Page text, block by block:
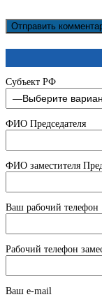
Субъект РФ
ФИО Председателя
ФИО заместителя
Ваш рабочий телефон
Рабочий телефон
Ваш e-mail